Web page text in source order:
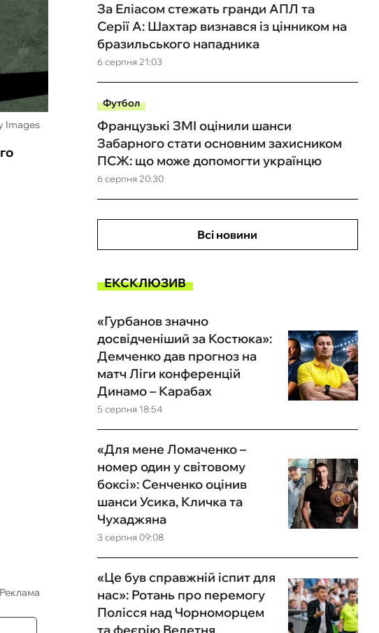
Images
Реклама
6 серпня 21:03
За Еліасом стежать гранди АПЛ та
Серії А: Шахтар визнався із цінником на
бразильського нападника
Футбол
6 серпня 20:30
Французькі ЗМІ оцінили шанси
Забарного стати основним захисником
ПСЖ: що може допомогти українцю
Всі новини
ЕКСКЛЮЗИВ
5 серпня 18:54
«Гурбанов значно
досвідченіший за Костюка»:
Демченко дав прогноз на
матч Ліги конференцій
Динамо – Карабах
3 серпня 09:08
«Для мене Ломаченко –
номер один у світовому
боксі»: Сенченко оцінив
шанси Усика, Кличка та
Чухаджяна
«Це був справжній іспит для
нас»: Ротань про перемогу
Полісся над Чорноморцем